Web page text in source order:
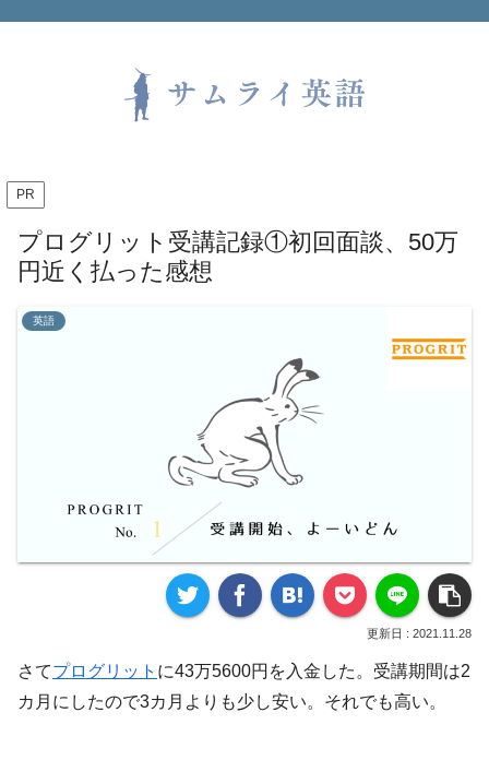
PR
プログリット受講記録①初回面談、50万
円近く払った感想
英語
2021.11.28
さてプログリット に43万5600円を入金した。受講期間は2
カ月にしたので3カ月よりも少し安い。それでも高い。